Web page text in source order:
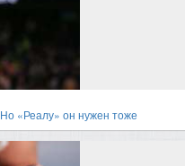
«Реалу» он нужен тоже